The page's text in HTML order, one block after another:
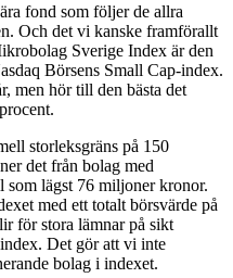
fond som följer de allra
Och det vi kanske framförallt
Sverige Index är den
Börsens Small Cap-index.
men hör till den bästa det
storleksgräns på 150
det från bolag med
lägst 76 miljoner kronor.
med ett totalt börsvärde på
för stora lämnar på sikt
Det gör att vi inte
bolag i indexet.